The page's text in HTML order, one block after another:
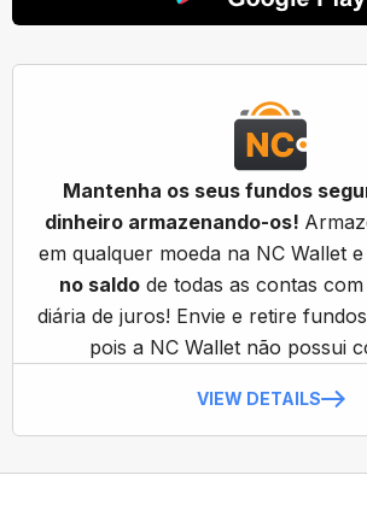
Mantenha os seus fundos
dinheiro armazenando-os!
em qualquer moeda na NC Wallet e
no saldo de todas as contas
diária de juros! Envie e retire
pois a NC Wallet não possui
VIEW DETAILS